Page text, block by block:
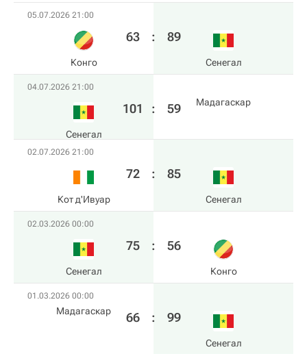
05.07.2026 21:00
Конго
63 : 89
Сенегал
04.07.2026 21:00
Сенегал
101 : 59 Мадагаскар
02.07.2026 21:00
Кот д'Ивуар
72 : 85
Сенегал
02.03.2026 00:00
Сенегал
75 : 56
Конго
01.03.2026 00:00
Мадагаскар 66 : 99
Сенегал